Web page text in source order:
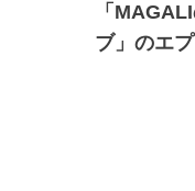
「
ブ」のエ